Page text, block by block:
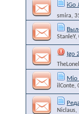
iGo
smira,
StanleY,
Igo
Mio
ilConte,
Niclaus,